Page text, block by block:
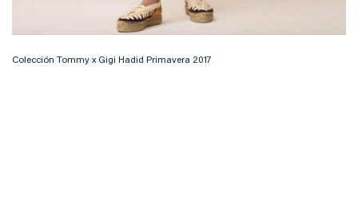
Colección Tommy x Gigi Hadid Primavera 2017